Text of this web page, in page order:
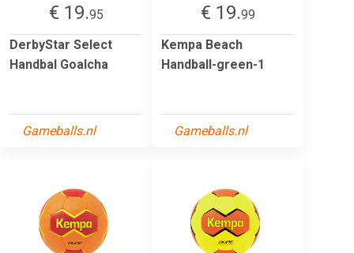
€ 19.95
DerbyStar Select
Handbal Goalcha
Gameballs.nl
€ 19.99
Kempa Beach
Handball-green-1
Gameballs.nl